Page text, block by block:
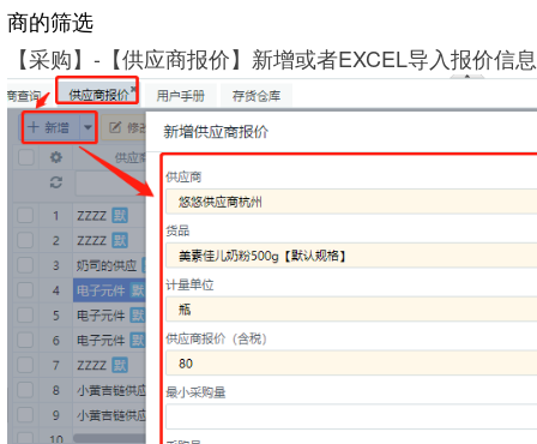
商的筛选
【采购】-【供应商报价】新增或者EXCEL导入报价信息